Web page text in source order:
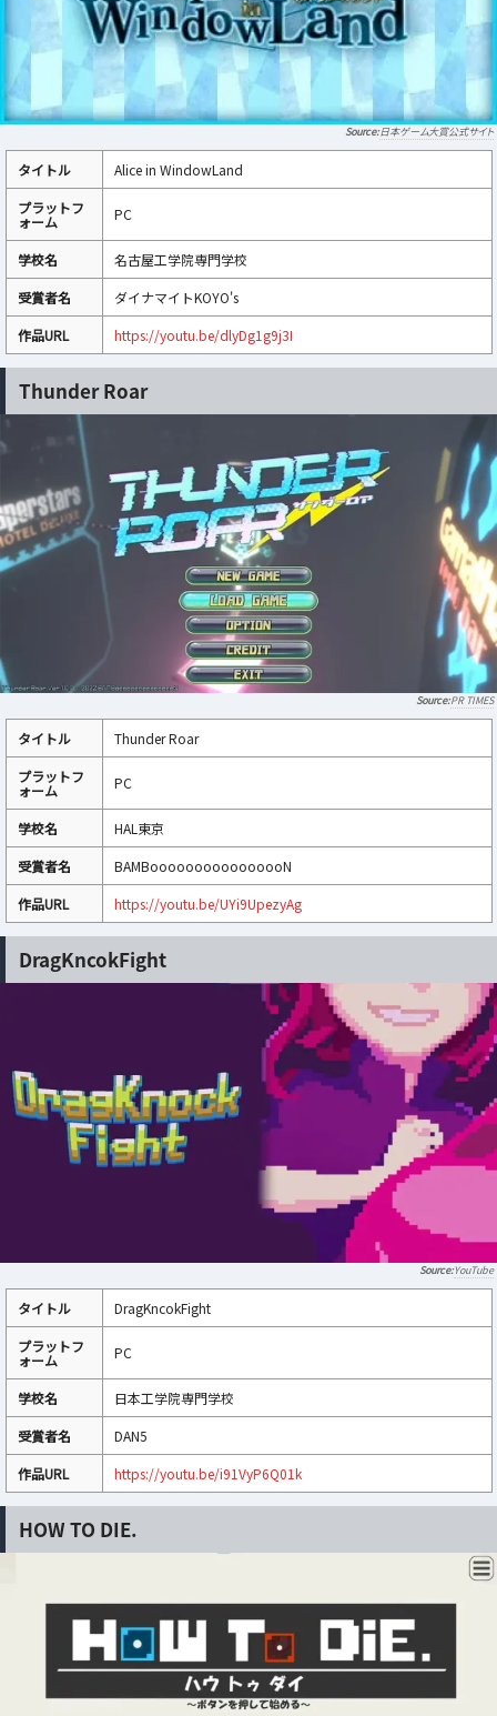
日本ゲーム大賞公式サイト
タイトル
Alice in WindowLand
プラットフ
ォーム PC
学校名
名古屋工学院専門学校
受賞者名
ダイナマイトKOYO's
作品URL
https://youtu.be/dlyDg1g9j3I
Thunder Roar
PR TIMES
タイトル
Thunder Roar
プラットフ
ォーム PC
学校名
HAL東京
受賞者名
BAMBoooooooooooooooN
作品URL
https://youtu.be/UYi9UpezyAg
DragKncokFight
YouTube
タイトル
DragKncokFight
プラットフ
ォーム PC
学校名
日本工学院専門学校
受賞者名
DAN5
作品URL
https://youtu.be/i91VyP6Q01k
HOW TO DIE.